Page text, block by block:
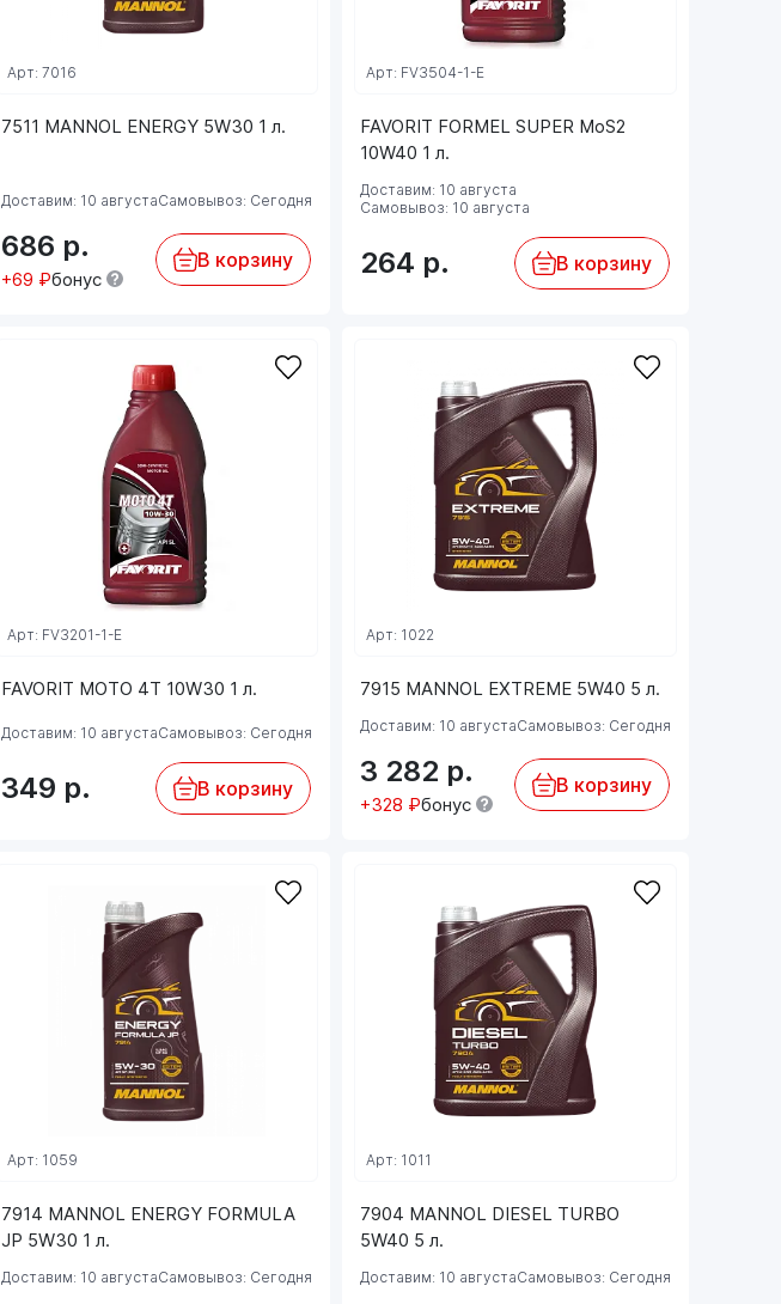
7511 MANNOL ENERGY 5W30 1 л.
Арт: 7016
Доставим: 10 августаСамовывоз: Сегодня
686 р.
+69 ₽бонус
В корзину
FAVORIT FORMEL SUPER MoS2
10W40 1 л.
Арт: FV3504-1-E
Доставим: 10 августа
Самовывоз: 10 августа
264 р. В корзину
FAVORIT MOTO 4T 10W30 1 л.
Арт: FV3201-1-E
Доставим: 10 августаСамовывоз: Сегодня
349 р. В корзину
7915 MANNOL EXTREME 5W40 5 л.
Арт: 1022
Доставим: 10 августаСамовывоз: Сегодня
3 282 р.
+328 ₽бонус
В корзину
7914 MANNOL ENERGY FORMULA
JP 5W30 1 л.
Арт: 1059
Доставим: 10 августаСамовывоз: Сегодня
7904 MANNOL DIESEL TURBO
5W40 5 л.
Арт: 1011
Доставим: 10 августаСамовывоз: Сегодня